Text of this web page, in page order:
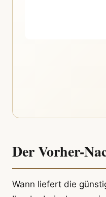
Der Vorher-
Wann liefert die